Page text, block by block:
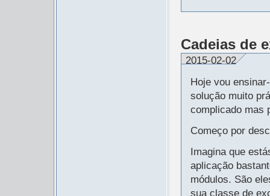
Cadeias de
2015-02-02
Hoje vou
solução muito
complicado mas
Começo por
Imagina que
aplicação
módulos. São
sua classe de